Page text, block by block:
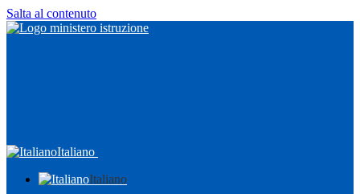
Salta al contenuto
Italiano
Italiano